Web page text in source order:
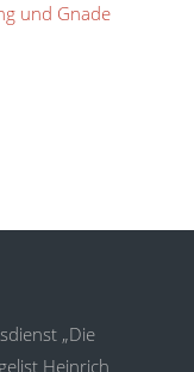
und Gnade
„Die
Heinrich